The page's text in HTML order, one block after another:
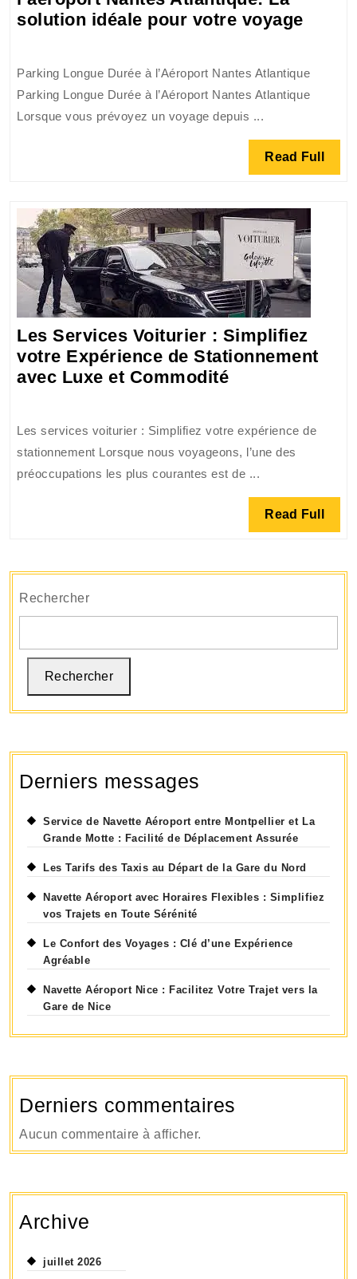
solution idéale pour votre voyage
à
La
idéale
pour
votre
Parking Longue Durée à l’Aéroport Nantes Atlantique
Parking Longue Durée à l’Aéroport Nantes Atlantique
Lorsque vous prévoyez un voyage depuis ...
Read Full Read
Full
Les Services Voiturier : Simplifiez
votre Expérience de Stationnement
avec Luxe et CommoditéLes
:
Simplifiez
votre
Expérience
Les services voiturier : Simplifiez votre expérience de
stationnement Lorsque nous voyageons, l’une des
préoccupations les plus courantes est de ...
Read Full Read
Full
Rechercher
Rechercher
Derniers messages
Service de Navette Aéroport entre Montpellier et La
Grande Motte : Facilité de Déplacement Assurée
Les Tarifs des Taxis au Départ de la Gare du Nord
Navette Aéroport avec Horaires Flexibles : Simplifiez
vos Trajets en Toute Sérénité
Le Confort des Voyages : Clé d’une Expérience
Agréable
Navette Aéroport Nice : Facilitez Votre Trajet vers la
Gare de Nice
Derniers commentaires
Aucun commentaire à afficher.
Archive
juillet 2026